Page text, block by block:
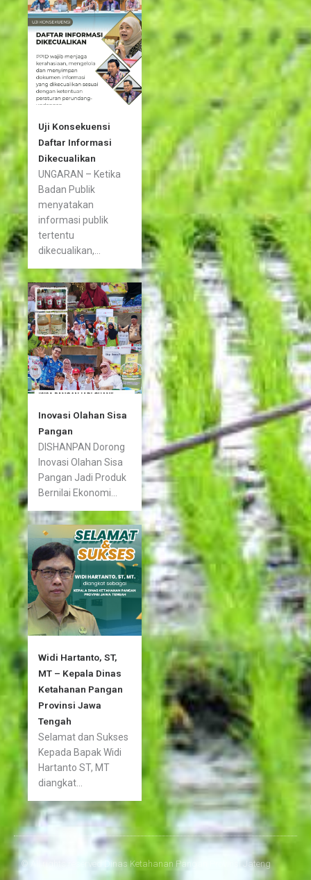
Uji Konsekuensi
Daftar Informasi
Dikecualikan
UNGARAN – Ketika
Badan Publik
menyatakan
informasi publik
tertentu
dikecualikan,...
Inovasi Olahan Sisa
Pangan
DISHANPAN Dorong
Inovasi Olahan Sisa
Pangan Jadi Produk
Bernilai Ekonomi...
Widi Hartanto, ST,
MT – Kepala Dinas
Ketahanan Pangan
Provinsi Jawa
Tengah
Selamat dan Sukses
Kepada Bapak Widi
Hartanto ST, MT
diangkat...
© All rights reserved Dinas Ketahanan Pangan Provinsi Jateng